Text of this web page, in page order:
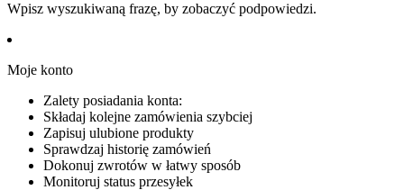
Wpisz wyszukiwaną frazę, by zobaczyć podpowiedzi.
Moje konto
Zalety posiadania konta:
Składaj kolejne zamówienia szybciej
Zapisuj ulubione produkty
Sprawdzaj historię zamówień
Dokonuj zwrotów w łatwy sposób
Monitoruj status przesyłek